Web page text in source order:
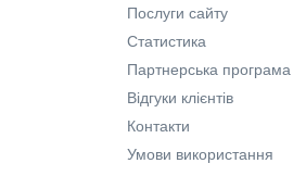
Послуги сайту
Статистика
Партнерська програма
Відгуки клієнтів
Контакти
Умови використання